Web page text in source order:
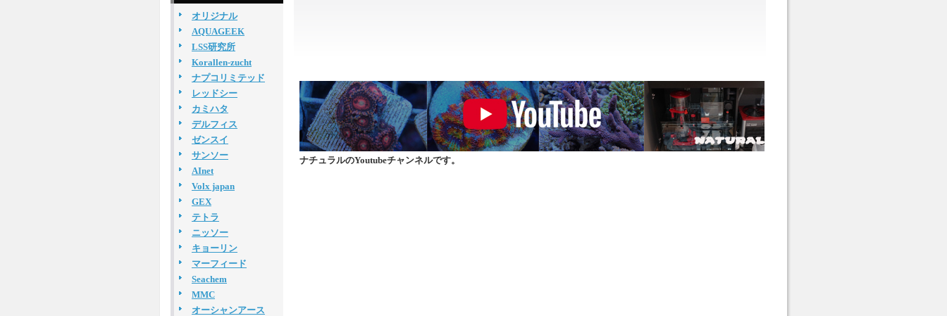
オリジナル
AQUAGEEK
LSS研究所
Korallen-zucht
ナプコリミテッド
レッドシー
カミハタ
デルフィス
ゼンスイ
サンソー
AInet
Volx japan
GEX
テトラ
ニッソー
キョーリン
マーフィード
Seachem
MMC
オーシャンアース
ナチュラルのYoutubeチャンネルです。